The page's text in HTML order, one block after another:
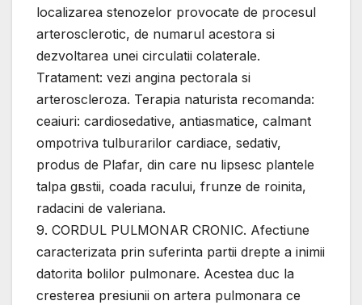
localizarea stenozelor provocate de procesul
arterosclerotic, de numarul acestora si
dezvoltarea unei circulatii colaterale.
Tratament: vezi angina pectorala si
arteroscleroza. Terapia naturista recomanda:
ceaiuri: cardiosedative, antiasmatice, calmant
оmpotriva tulburarilor cardiace, sedativ,
produs de Plafar, din care nu lipsesc plantele
talpa gвstii, coada racului, frunze de roinita,
radacini de valeriana.
9. CORDUL PULMONAR CRONIC. Afectiune
caracterizata prin suferinta partii drepte a inimii
datorita bolilor pulmonare. Acestea duc la
cresterea presiunii оn artera pulmonara ce